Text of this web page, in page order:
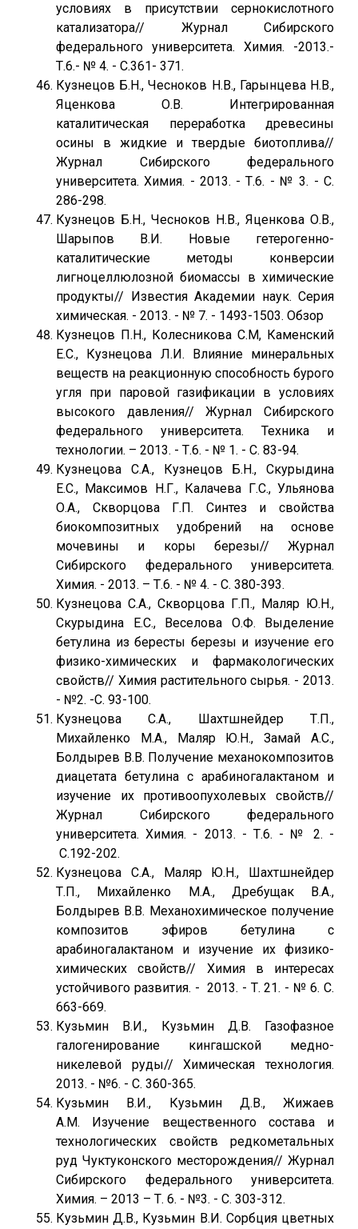
условиях в присутствии сернокислотного
катализатора// Журнал Сибирского
федерального университета. Химия. -2013.-
Т.6.- № 4. - С.361- 371.
Кузнецов Б.Н., Чесноков Н.В., Гарынцева Н.В.,
Яценкова О.В. Интегрированная
каталитическая переработка древесины
осины в жидкие и твердые биотоплива//
Журнал Сибирского федерального
университета. Химия. - 2013. - Т.6. - № 3. - С.
286-298.
Кузнецов Б.Н., Чесноков Н.В., Яценкова О.В.,
Шарыпов В.И. Новые гетерогенно-
каталитические методы конверсии
лигноцеллюлозной биомассы в химические
продукты// Известия Академии наук. Серия
химическая. - 2013. - № 7. - 1493-1503. Обзор
Кузнецов П.Н., Колесникова С.М, Каменский
Е.С., Кузнецова Л.И. Влияние минеральных
веществ на реакционную способность бурого
угля при паровой газификации в условиях
высокого давления// Журнал Сибирского
федерального университета. Техника и
технологии. – 2013. - Т.6. - № 1. - С. 83-94.
Кузнецова С.А., Кузнецов Б.Н., Скурыдина
Е.С., Максимов Н.Г., Калачева Г.С., Ульянова
О.А., Скворцова Г.П. Синтез и свойства
биокомпозитных удобрений на основе
мочевины и коры березы// Журнал
Сибирского федерального университета.
Химия. - 2013. – Т.6. - № 4. - С. 380-393.
Кузнецова С.А., Скворцова Г.П., Маляр Ю.Н.,
Скурыдина Е.С., Веселова О.Ф. Выделение
бетулина из бересты березы и изучение его
физико-химических и фармакологических
свойств// Химия растительного сырья. - 2013.
- №2. -С. 93-100.
Кузнецова С.А., Шахтшнейдер Т.П.,
Михайленко М.А., Маляр Ю.Н., Замай А.С.,
Болдырев В.В. Получение механокомпозитов
диацетата бетулина с арабиногалактаном и
изучение их противоопухолевых свойств//
Журнал Сибирского федерального
университета. Химия. - 2013. - Т.6. - № 2. -
С.192-202.
Кузнецова С.А., Маляр Ю.Н., Шахтшнейдер
Т.П., Михайленко М.A., Дребущак В.А.,
Болдырев В.В. Механохимическое получение
композитов эфиров бетулина с
арабиногалактаном и изучение их физико-
химических свойств// Химия в интересах
устойчивого развития. - 2013. - Т. 21. - № 6. С.
663-669.
Кузьмин В.И., Кузьмин Д.В. Газофазное
галогенирование кингашской медно-
никелевой руды// Химическая технология.
2013. - №6. - С. 360-365.
Кузьмин В.И., Кузьмин Д.В., Жижаев
А.М. Изучение вещественного состава и
технологических свойств редкометальных
руд Чуктуконского месторождения// Журнал
Сибирского федерального университета.
Химия. – 2013 – Т. 6. - №3. - С. 303-312.
Кузьмин Д.В., Кузьмин В.И. Сорбция цветных